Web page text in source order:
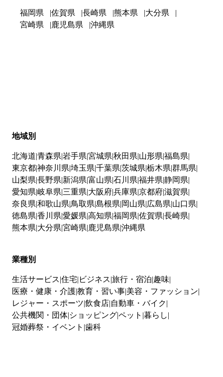
福岡県 佐賀県 長崎県 熊本県
大分県
宮崎県
鹿児島県 沖縄県
地域別
北海道 青森県 岩手県 宮城県 秋田県 山形県 福島県
東京都神奈川県 埼玉県 千葉県 茨城県 栃木県 群馬県
山梨県 長野県 新潟県 富山県 石川県 福井県 静岡県
愛知県 岐阜県 三重県 大阪府兵庫県 京都府滋賀県
奈良県 和歌山県 鳥取県 島根県 岡山県 広島県 山口県
徳島県 香川県 愛媛県 高知県 福岡県 佐賀県 長崎県
熊本県 大分県 宮崎県 鹿児島県 沖縄県
業種別
生活サービス 住宅 ビジネス 旅行・宿泊 趣味
医療・健康・介護教育・習い事 美容・ファッション
レジャー・スポーツ 飲食店 自動車・バイク
公共機関・団体 ショッピングペット 暮らし
冠婚葬祭・イベント 歯科